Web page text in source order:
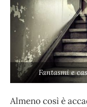
Fantasmi e
Almeno così è